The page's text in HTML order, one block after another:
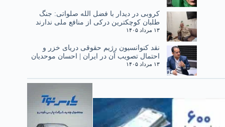
کروبی در دیدار با فضل الله صلواتی: جنگ
طلبان کوچکترین درکی از منافع ملی ندارند
۱۳ مرداد ۱۴۰۵
نقد کنوانسیون رژیم حقوقی دریای خزر و
احتمال تصویب آن در ایران | احسان موحدیان
۱۳ مرداد ۱۴۰۵